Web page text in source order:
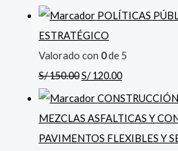
POLÍTICAS
ESTRATÉGICO
Valorado con 0de 5
S/150.00S/120.00
MEZCLAS ASFALTICAS Y
PAVIMENTOS FLEXIBLES Y